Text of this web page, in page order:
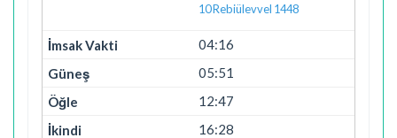
10 Rebiülevvel 1448
04:16
05:51
12:47
16:28